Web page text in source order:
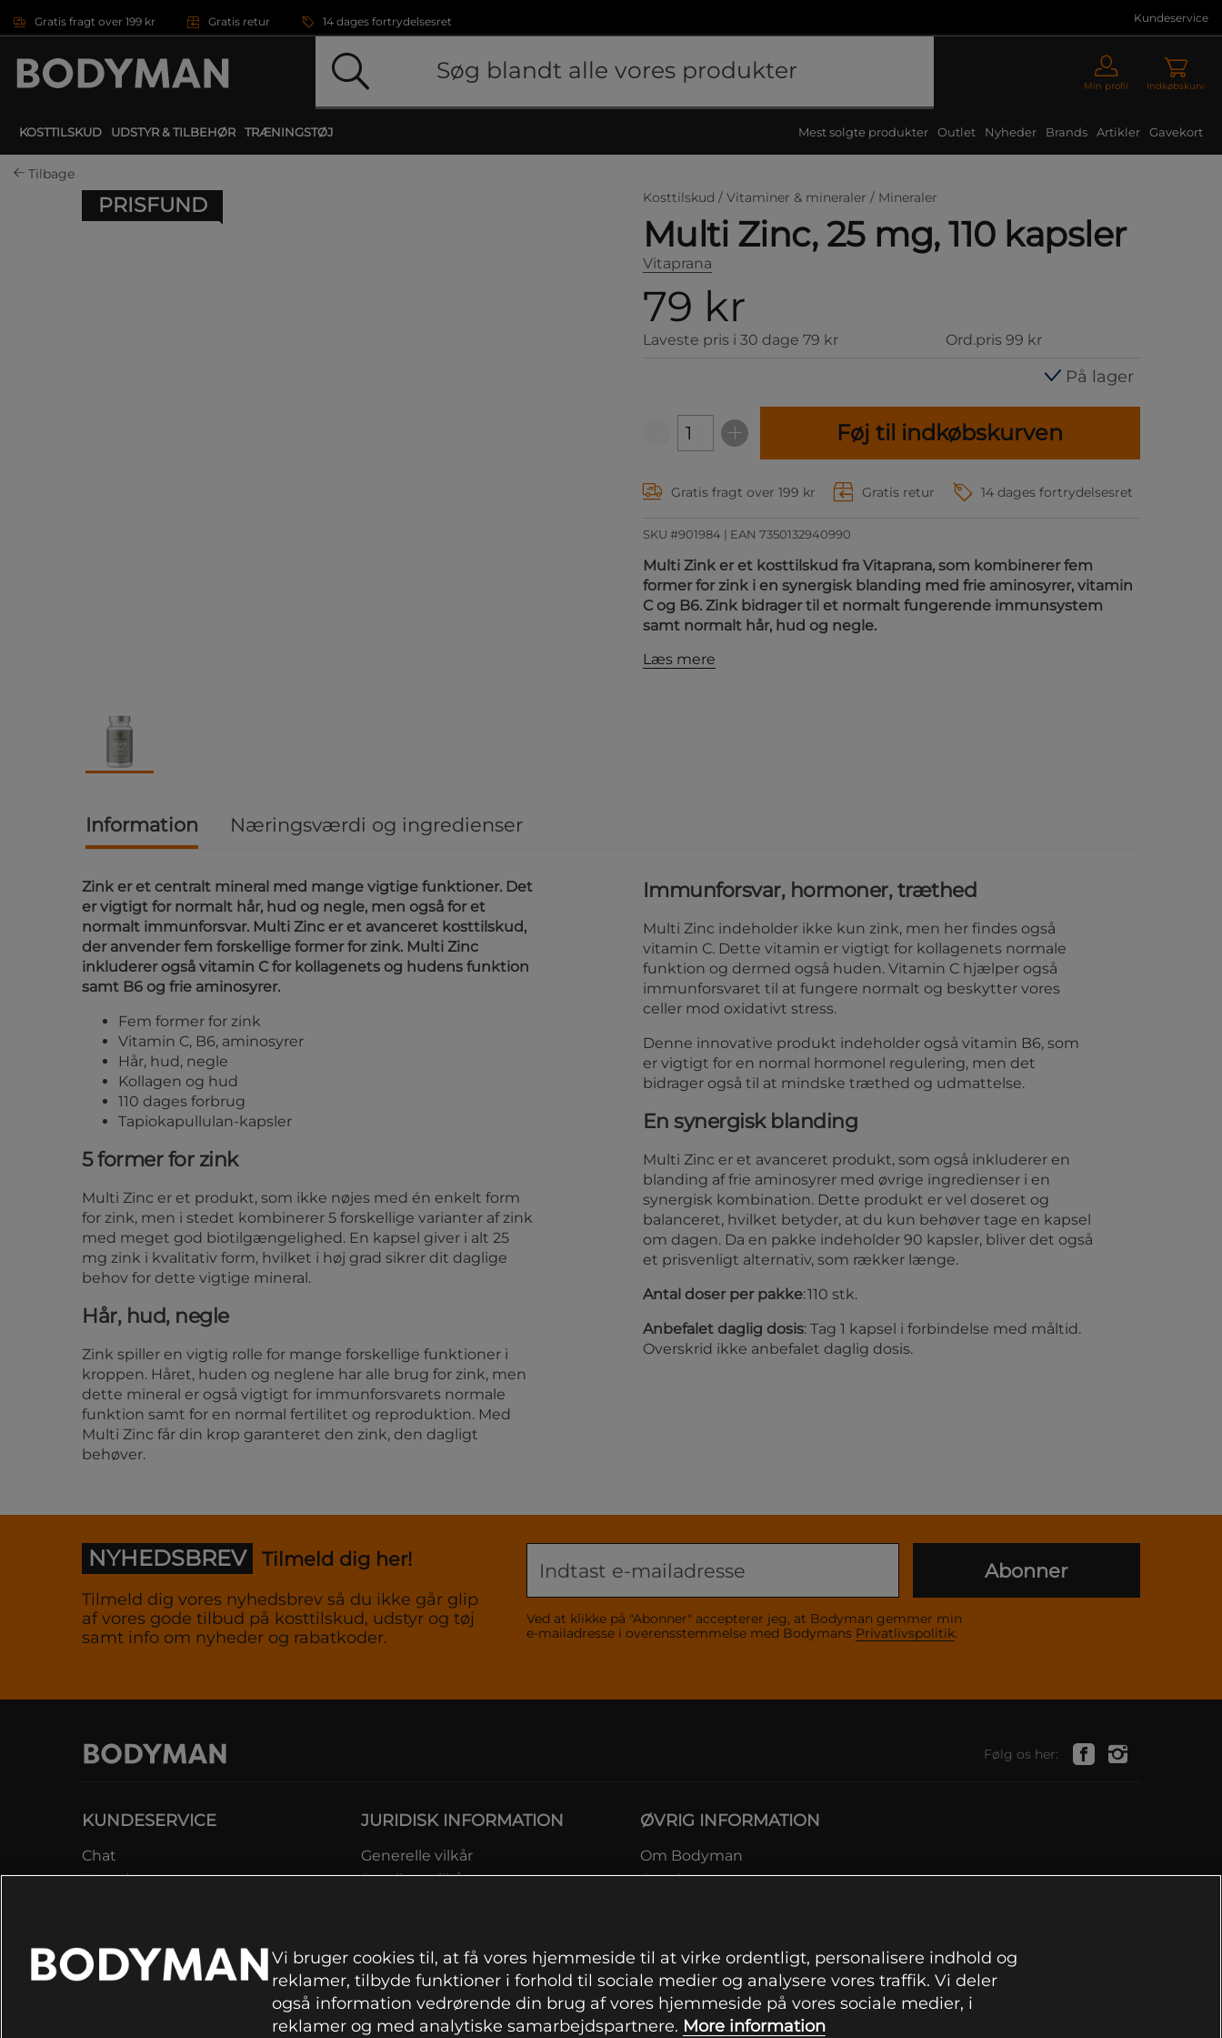
Gratis fragt over 199 kr Gratis retur 14 dages fortrydelsesret Kundeservice
Min profil Indkøbskurv
KOSTTILSKUD UDSTYR & TILBEHØR TRÆNINGSTØJ Mest solgte produkter Outlet Nyheder Brands Artikler Gavekort
Tilbage
PRISFUND Kosttilskud / Vitaminer & mineraler / Mineraler
Multi Zinc, 25 mg, 110 kapsler
Vitaprana
79 kr
Laveste pris i 30 dage 79 kr Ord.pris 99 kr
På lager
Føj til indkøbskurven
Gratis fragt over 199 kr Gratis retur 14 dages fortrydelsesret
SKU #901984 | EAN 7350132940990
Multi Zink er et kosttilskud fra Vitaprana, som kombinerer fem
former for zink i en synergisk blanding med frie aminosyrer, vitamin
C og B6. Zink bidrager til et normalt fungerende immunsystem
samt normalt hår, hud og negle.
Læs mere
Information Næringsværdi og ingredienser
Zink er et centralt mineral med mange vigtige funktioner. Det
er vigtigt for normalt hår, hud og negle, men også for et
normalt immunforsvar. Multi Zinc er et avanceret kosttilskud,
der anvender fem forskellige former for zink. Multi Zinc
inkluderer også vitamin C for kollagenets og hudens funktion
samt B6 og frie aminosyrer.
Fem former for zink
Vitamin C, B6, aminosyrer
Hår, hud, negle
Kollagen og hud
110 dages forbrug
Tapiokapullulan-kapsler
5 former for zink
Multi Zinc er et produkt, som ikke nøjes med én enkelt form
for zink, men i stedet kombinerer 5 forskellige varianter af zink
med meget god biotilgængelighed. En kapsel giver i alt 25
mg zink i kvalitativ form, hvilket i høj grad sikrer dit daglige
behov for dette vigtige mineral.
Hår, hud, negle
Zink spiller en vigtig rolle for mange forskellige funktioner i
kroppen. Håret, huden og neglene har alle brug for zink, men
dette mineral er også vigtigt for immunforsvarets normale
funktion samt for en normal fertilitet og reproduktion. Med
Multi Zinc får din krop garanteret den zink, den dagligt
behøver.
Immunforsvar, hormoner, træthed
Multi Zinc indeholder ikke kun zink, men her findes også
vitamin C. Dette vitamin er vigtigt for kollagenets normale
funktion og dermed også huden. Vitamin C hjælper også
immunforsvaret til at fungere normalt og beskytter vores
celler mod oxidativt stress.
Denne innovative produkt indeholder også vitamin B6, som
er vigtigt for en normal hormonel regulering, men det
bidrager også til at mindske træthed og udmattelse.
En synergisk blanding
Multi Zinc er et avanceret produkt, som også inkluderer en
blanding af frie aminosyrer med øvrige ingredienser i en
synergisk kombination. Dette produkt er vel doseret og
balanceret, hvilket betyder, at du kun behøver tage en kapsel
om dagen. Da en pakke indeholder 90 kapsler, bliver det også
et prisvenligt alternativ, som rækker længe.
Antal doser per pakke: 110 stk.
Anbefalet daglig dosis: Tag 1 kapsel i forbindelse med måltid.
Overskrid ikke anbefalet daglig dosis.
NYHEDSBREV Tilmeld dig her!
Tilmeld dig vores nyhedsbrev så du ikke går glip
af vores gode tilbud på kosttilskud, udstyr og tøj
samt info om nyheder og rabatkoder.
Ved at klikke på "Abonner" accepterer jeg, at Bodyman gemmer min
e-mailadresse i overensstemmelse med Bodymans Privatlivspolitik.
Abonner
Følg os her:
KUNDESERVICE
Chat
Kontakt
Reklamer
FAQ
JURIDISK INFORMATION
Generelle vilkår
Betalingsvilkår
Leveringsinformation
Prisgaranti
Information om fortrydelsesret og
reklamationer
ØVRIG INFORMATION
Om Bodyman
Gavekort
Vi bruger cookies til, at få vores hjemmeside til at virke ordentligt, personalisere indhold og
reklamer, tilbyde funktioner i forhold til sociale medier og analysere vores traffik. Vi deler
også information vedrørende din brug af vores hjemmeside på vores sociale medier, i
reklamer og med analytiske samarbejdspartnere. More information